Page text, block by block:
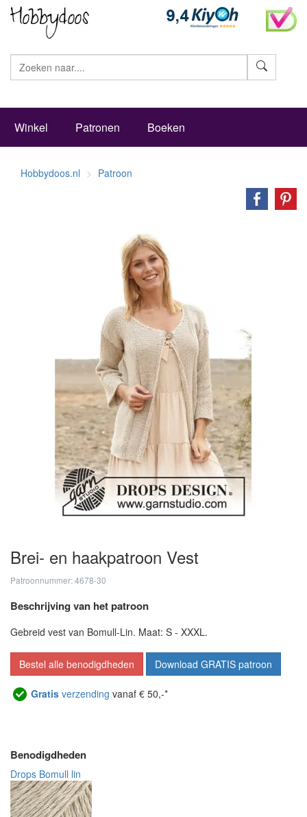
Winkel Patronen Boeken
Hobbydoos.nl Patroon
Brei- en haakpatroon Vest
Patroonnummer: 4678-30
Beschrijving van het patroon
Gebreid vest van Bomull-Lin. Maat: S - XXXL.
Bestel alle benodigdheden Download GRATIS patroon
Gratis verzending vanaf € 50,-*
Benodigdheden
Drops Bomull lin